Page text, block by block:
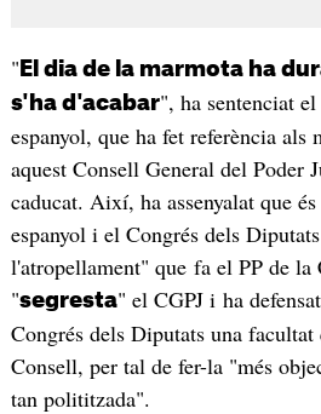
" El dia de la marmota ha
s'ha d'acabar", ha sentenciat
espanyol, que ha fet referència als
aquest Consell General del Poder
caducat. Així, ha assenyalat que
espanyol i el Congrés dels
l'atropellament" que fa el PP de la
"segresta" el CGPJ i ha
Congrés dels Diputats una
Consell, per tal de fer-la "més
tan polititzada".